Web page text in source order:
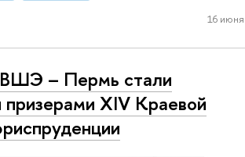
16 июня
– Пермь стали
XIV Краевой